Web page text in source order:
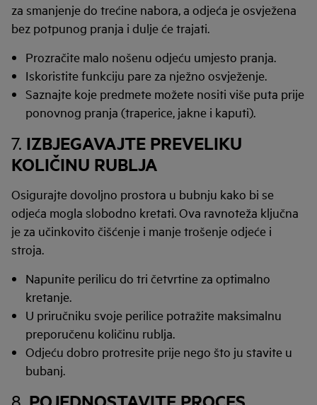
za smanjenje do trećine nabora, a odjeća je osvježena
bez potpunog pranja i dulje će trajati.
Prozračite malo nošenu odjeću umjesto pranja.
Iskoristite funkciju pare za nježno osvježenje.
Saznajte koje predmete možete nositi više puta prije
ponovnog pranja (traperice, jakne i kaputi).
7. IZBJEGAVAJTE PREVELIKU
KOLIČINU RUBLJA
Osigurajte dovoljno prostora u bubnju kako bi se
odjeća mogla slobodno kretati. Ova ravnoteža ključna
je za učinkovito čišćenje i manje trošenje odjeće i
stroja.
Napunite perilicu do tri četvrtine za optimalno
kretanje.
U priručniku svoje perilice potražite maksimalnu
preporučenu količinu rublja.
Odjeću dobro protresite prije nego što ju stavite u
bubanj.
8.